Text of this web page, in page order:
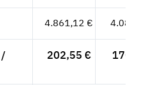
4.861,12 € 4.084,97
/
202,55 € 170,21